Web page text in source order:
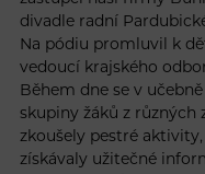
divadle radní
Na pódiu promluvil k
vedoucí krajského
Během dne se v
skupiny žáků z různých
zkoušely pestré
získávaly užitečné